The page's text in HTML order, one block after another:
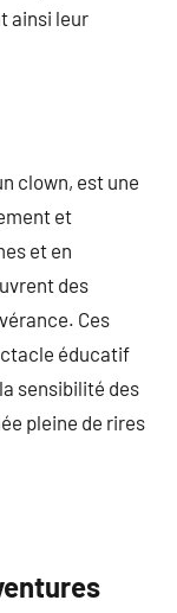
ainsi leur
clown, est une
et
et en
des
Ces
éducatif
sensibilité des
pleine de rires